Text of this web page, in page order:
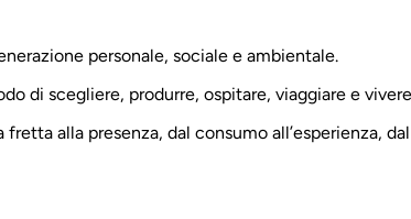
personale, sociale e ambientale.
di scegliere, produrre, ospitare, viaggiare e
alla presenza, dal consumo all’esperienza,